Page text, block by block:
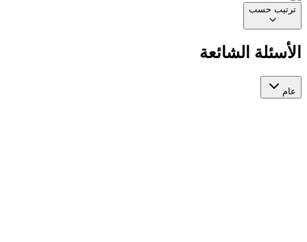
ترتيب حسب
الأسئلة الشائعة
عام